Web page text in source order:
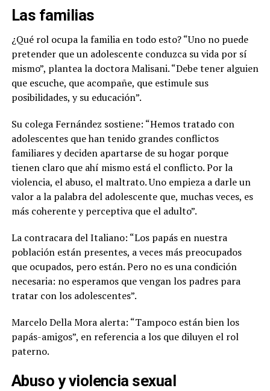
Las familias
¿Qué rol ocupa la familia en todo esto? “Uno no puede
pretender que un adolescente conduzca su vida por sí
mismo”, plantea la doctora Malisani. “Debe tener alguien
que escuche, que acompañe, que estimule sus
posibilidades, y su educación”.
Su colega Fernández sostiene: “Hemos tratado con
adolescentes que han tenido grandes conflictos
familiares y deciden apartarse de su hogar porque
tienen claro que ahí mismo está el conflicto. Por la
violencia, el abuso, el maltrato.Uno empieza a darle un
valor a la palabra del adolescente que, muchas veces, es
más coherente y perceptiva que el adulto”.
La contracara del Italiano: “Los papás en nuestra
población están presentes, a veces más preocupados
que ocupados, pero están. Pero no es una condición
necesaria: no esperamos que vengan los padres para
tratar con los adolescentes”.
Marcelo Della Mora alerta: “Tampoco están bien los
papás-amigos”, en referencia a los que diluyen el rol
paterno.
Abuso y violencia sexual